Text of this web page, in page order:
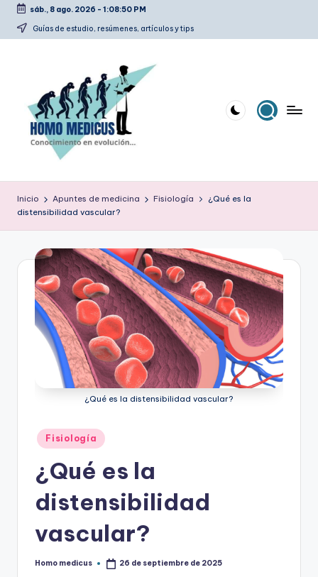
Saltar
sáb., 8 ago. 2026 - 1:08:50 PM
Guías de estudio, resúmenes, artículos y tips
o
m
m
d
estudio,
tips
Inicio Apuntes de medicina Fisiología
¿Qué es la
distensibilidad vascular?
¿Qué es la distensibilidad vascular?
Publicado
en
Fisiología
¿Qué es la
distensibilidad
vascular?
Publicado
Homo medicus 26 de septiembre de 2025